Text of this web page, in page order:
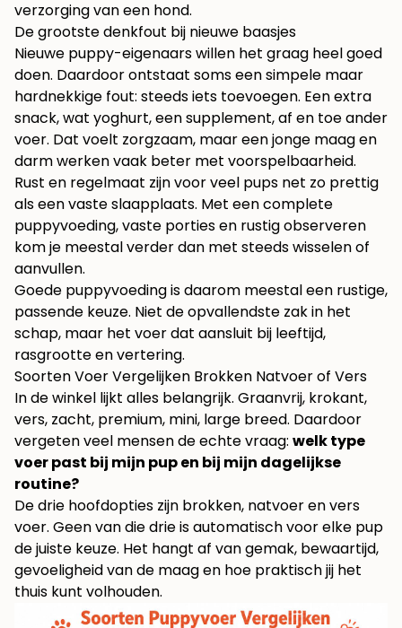
verzorging van een hond.
De grootste denkfout bij nieuwe baasjes
Nieuwe puppy-eigenaars willen het graag heel goed
doen. Daardoor ontstaat soms een simpele maar
hardnekkige fout: steeds iets toevoegen. Een extra
snack, wat yoghurt, een supplement, af en toe ander
voer. Dat voelt zorgzaam, maar een jonge maag en
darm werken vaak beter met voorspelbaarheid.
Rust en regelmaat zijn voor veel pups net zo prettig
als een vaste slaapplaats. Met een complete
puppyvoeding, vaste porties en rustig observeren
kom je meestal verder dan met steeds wisselen of
aanvullen.
Goede puppyvoeding is daarom meestal een rustige,
passende keuze. Niet de opvallendste zak in het
schap, maar het voer dat aansluit bij leeftijd,
rasgrootte en vertering.
Soorten Voer Vergelijken Brokken Natvoer of Vers
In de winkel lijkt alles belangrijk. Graanvrij, krokant,
vers, zacht, premium, mini, large breed. Daardoor
vergeten veel mensen de echte vraag: welk type
voer past bij mijn pup en bij mijn dagelijkse
routine?
De drie hoofdopties zijn brokken, natvoer en vers
voer. Geen van die drie is automatisch voor elke pup
de juiste keuze. Het hangt af van gemak, bewaartijd,
gevoeligheid van de maag en hoe praktisch jij het
thuis kunt volhouden.